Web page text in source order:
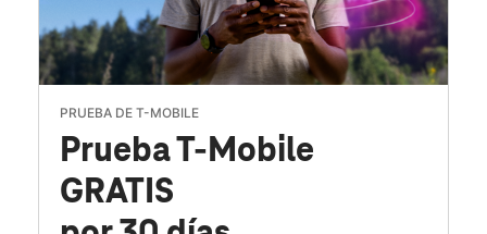
PRUEBA DE T-MOBILE
Prueba T-Mobile
GRATIS